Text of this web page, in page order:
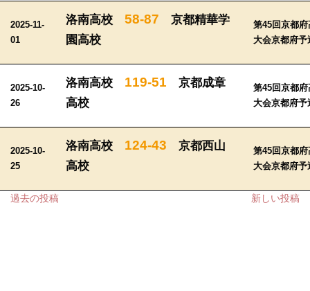
2025-11-
01
洛南高校 58-87 京都精華学
園高校
第45回京都
大会京都府予
2025-10-
26
洛南高校 119-51 京都成章
高校
第45回京都
大会京都府予
2025-10-
25
洛南高校 124-43 京都西山
高校
第45回京都
大会京都府予
投
過去の投稿 新しい投稿